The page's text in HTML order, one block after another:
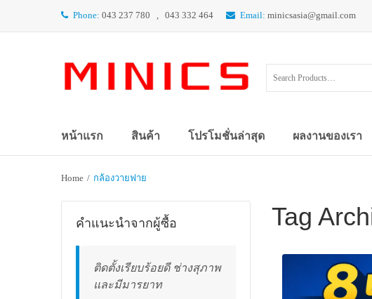
Phone: 043 237 780 , 043 332 464 Email: minicsasia@gmail.com
หน้าแรก สินค้า โปรโมชั่นล่าสุด ผลงานของเรา
Home / กล้องวายฟาย
คำแนะนำจากผู้ซื้อ
ติดตั้งเรียบร้อยดี ช่างสุภาพ
และมีมารยาท
Tag